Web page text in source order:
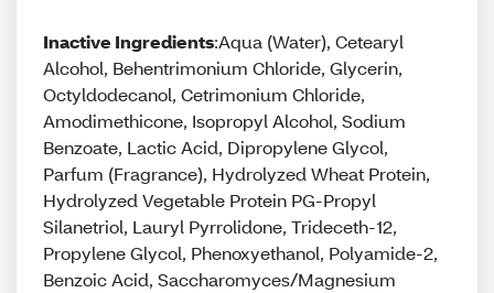
Inactive Ingredients:Aqua (Water), Cetearyl
Alcohol, Behentrimonium Chloride, Glycerin,
Octyldodecanol, Cetrimonium Chloride,
Amodimethicone, Isopropyl Alcohol, Sodium
Benzoate, Lactic Acid, Dipropylene Glycol,
Parfum (Fragrance), Hydrolyzed Wheat Protein,
Hydrolyzed Vegetable Protein PG-Propyl
Silanetriol, Lauryl Pyrrolidone, Trideceth-12,
Propylene Glycol, Phenoxyethanol, Polyamide-2,
Benzoic Acid, Saccharomyces/Magnesium